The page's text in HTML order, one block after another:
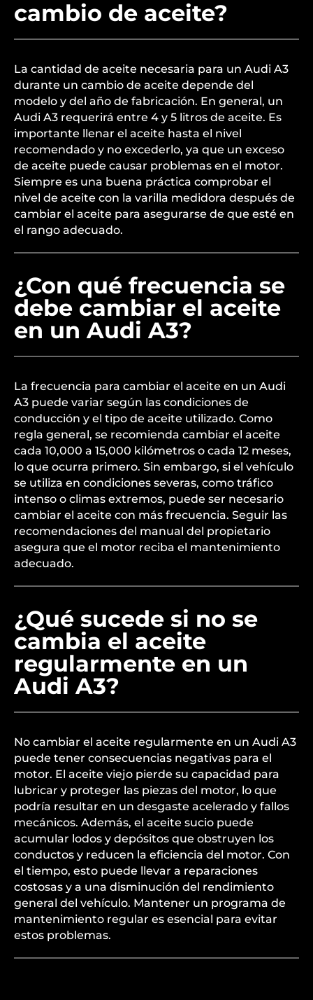
cambio de aceite?
La cantidad de aceite necesaria para un Audi A3
durante un cambio de aceite depende del
modelo y del año de fabricación. En general, un
Audi A3 requerirá entre 4 y 5 litros de aceite. Es
importante llenar el aceite hasta el nivel
recomendado y no excederlo, ya que un exceso
de aceite puede causar problemas en el motor.
Siempre es una buena práctica comprobar el
nivel de aceite con la varilla medidora después de
cambiar el aceite para asegurarse de que esté en
el rango adecuado.
¿Con qué frecuencia se
debe cambiar el aceite
en un Audi A3?
La frecuencia para cambiar el aceite en un Audi
A3 puede variar según las condiciones de
conducción y el tipo de aceite utilizado. Como
regla general, se recomienda cambiar el aceite
cada 10,000 a 15,000 kilómetros o cada 12 meses,
lo que ocurra primero. Sin embargo, si el vehículo
se utiliza en condiciones severas, como tráfico
intenso o climas extremos, puede ser necesario
cambiar el aceite con más frecuencia. Seguir las
recomendaciones del manual del propietario
asegura que el motor reciba el mantenimiento
adecuado.
¿Qué sucede si no se
cambia el aceite
regularmente en un
Audi A3?
No cambiar el aceite regularmente en un Audi A3
puede tener consecuencias negativas para el
motor. El aceite viejo pierde su capacidad para
lubricar y proteger las piezas del motor, lo que
podría resultar en un desgaste acelerado y fallos
mecánicos. Además, el aceite sucio puede
acumular lodos y depósitos que obstruyen los
conductos y reducen la eficiencia del motor. Con
el tiempo, esto puede llevar a reparaciones
costosas y a una disminución del rendimiento
general del vehículo. Mantener un programa de
mantenimiento regular es esencial para evitar
estos problemas.